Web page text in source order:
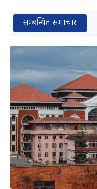
सम्बन्धित समाचार